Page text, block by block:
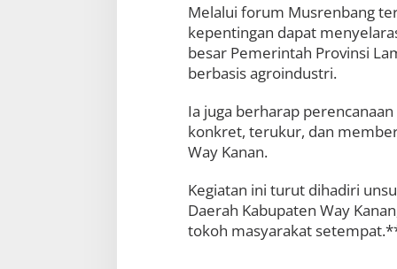
Melalui forum Musrenbang
kepentingan dapat
besar Pemerintah Provinsi
berbasis agroindustri.
Ia juga berharap
konkret, terukur, dan
Way Kanan.
Kegiatan ini turut dihadiri
Daerah Kabupaten Way
tokoh masyarakat